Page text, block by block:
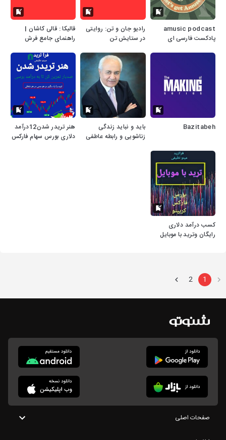
amusic podcast
پادکست فارسی ای
رادیو جان و تن: روایتی
در ستایش تن
قالیکا : قالی کاشان |
راهنمای جامع فرش
Bazitabeh
باید و نباید زندگی
زناشویی و رابطه عاطفی
هنر تریدر شدن12درآمد
دلاری بورس سهام فارکس
کسب درآمد دلاری
رایگان وترید با موبایل
1
2
صفحات اصلی